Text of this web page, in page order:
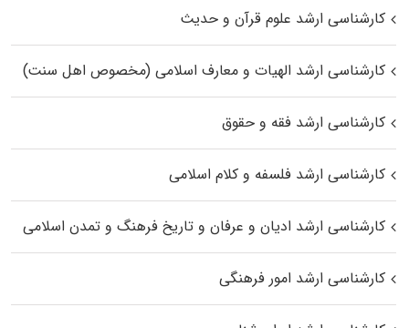
کارشناسی ارشد علوم قرآن و حدیث
کارشناسی ارشد الهیات و معارف اسلامی (مخصوص اهل سنت)
کارشناسی ارشد فقه و حقوق
کارشناسی ارشد فلسفه و کلام اسلامی
کارشناسی ارشد ادیان و عرفان و تاریخ فرهنگ و تمدن اسلامی
کارشناسی ارشد امور فرهنگی